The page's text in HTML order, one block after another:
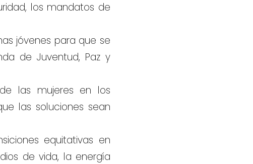
los mandatos de
jóvenes para que se
de Juventud, Paz y
las mujeres en los
las soluciones sean
equitativas en
de vida, la energía